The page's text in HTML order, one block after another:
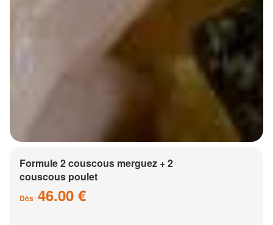
Formule 2 couscous merguez + 2
couscous poulet
Dès 46.00 €